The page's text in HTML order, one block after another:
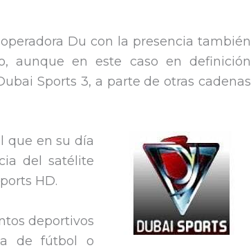
Du con la presencia también
aunque en este caso en definición
Sports 3, a parte de otras cadenas
que en su día
del satélite
HD.
deportivos
de fútbol o